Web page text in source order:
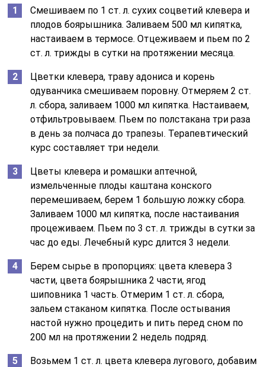
Смешиваем по 1 ст. л. сухих соцветий клевера и
плодов боярышника. Заливаем 500 мл кипятка,
настаиваем в термосе. Отцеживаем и пьем по 2
ст. л. трижды в сутки на протяжении месяца.
Цветки клевера, траву адониса и корень
одуванчика смешиваем поровну. Отмеряем 2 ст.
л. сбора, заливаем 1000 мл кипятка. Настаиваем,
отфильтровываем. Пьем по полстакана три раза
в день за полчаса до трапезы. Терапевтический
курс составляет три недели.
Цветы клевера и ромашки аптечной,
измельченные плоды каштана конского
перемешиваем, берем 1 большую ложку сбора.
Заливаем 1000 мл кипятка, после настаивания
процеживаем. Пьем по 3 ст. л. трижды в сутки за
час до еды. Лечебный курс длится 3 недели.
Берем сырье в пропорциях: цвета клевера 3
части, цвета боярышника 2 части, ягод
шиповника 1 часть. Отмерим 1 ст. л. сбора,
зальем стаканом кипятка. После остывания
настой нужно процедить и пить перед сном по
200 мл на протяжении 2 недель подряд.
Возьмем 1 ст. л. цвета клевера лугового, добавим